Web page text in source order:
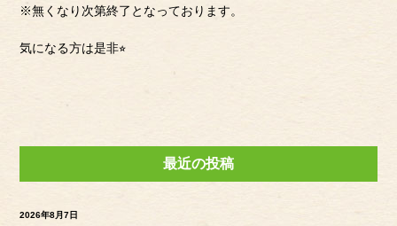
※無くなり次第終了となっております。
気になる方は是非⭐︎
最近の投稿
2026年8月7日